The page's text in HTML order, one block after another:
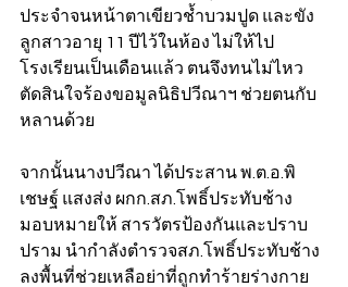
ประจำจนหน้าตาเขียวช้ำบวมปูด และขัง
ลูกสาวอายุ 11 ปีไว้ในห้อง ไม่ให้ไป
โรงเรียนเป็นเดือนแล้ว ตนจึงทนไม่ไหว
ตัดสินใจร้องขอมูลนิธิปวีณาฯ ช่วยตนกับ
หลานด้วย
จากนั้นนางปวีณา ได้ประสาน พ.ต.อ.พิ
เชษฐ์ แสงส่ง ผกก.สภ.โพธิ์ประทับช้าง
มอบหมายให้ สารวัตรป้องกันและปราบ
ปราม นำกำลังตำรวจสภ.โพธิ์ประทับช้าง
ลงพื้นที่ช่วยเหลือย่าที่ถูกทำร้ายร่างกาย